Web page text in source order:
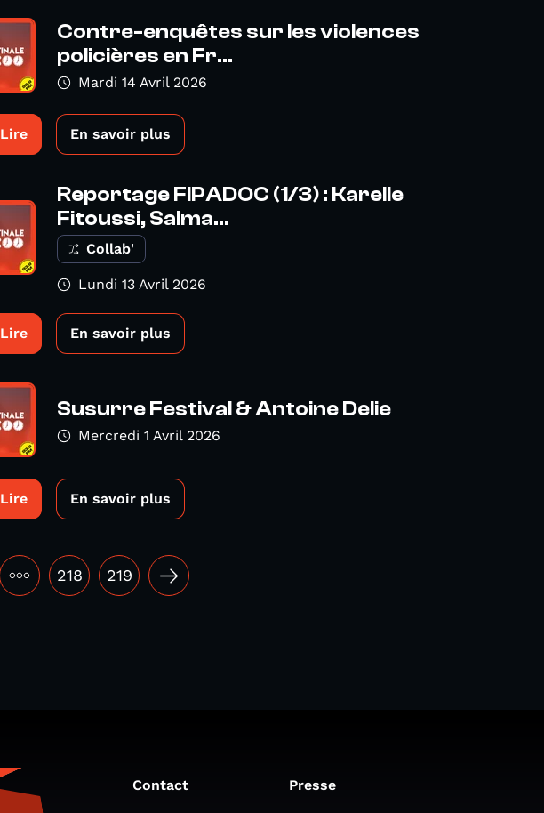
Contre-enquêtes sur les violences
policières en Fr...
Mardi 14 Avril 2026
Lire En savoir plus
Reportage FIPADOC (1/3) : Karelle
Fitoussi, Salma...
Collab'
Lundi 13 Avril 2026
Lire En savoir plus
Susurre Festival & Antoine Delie
Mercredi 1 Avril 2026
Lire En savoir plus
••• 218 219
Contact Presse